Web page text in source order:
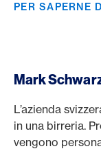
PER SAPERNE
Mark
L’azienda
in una birreria.
vengono